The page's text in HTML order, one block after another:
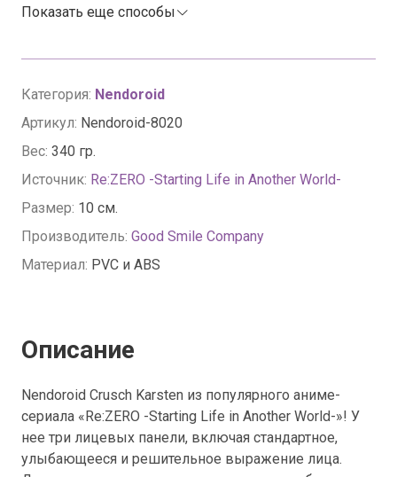
Категория: Nendoroid
Артикул: Nendoroid-8020
Вес: 340 гр.
Источник: Re:ZERO -Starting Life in Another World-
Размер: 10 см.
Производитель: Good Smile Company
Материал: PVC и ABS
Показать еще способы
Описание
Nendoroid Crusch Karsten из популярного аниме-
сериала «Re:ZERO -Starting Life in Another World-»! У
нее три лицевых панели, включая стандартное,
улыбающееся и решительное выражение лица.